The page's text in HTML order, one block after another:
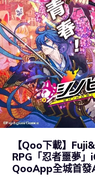
【Qoo下載】
RPG「忍者噩夢
QooApp全城首發